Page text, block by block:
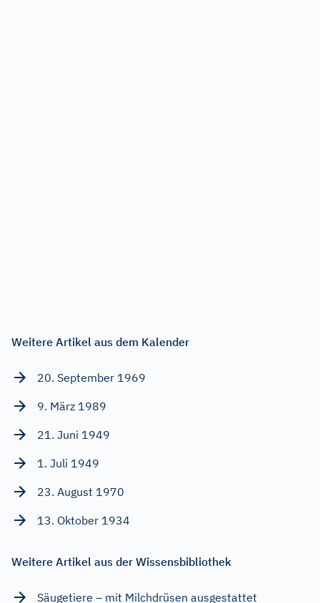
Weitere Artikel aus dem Kalender
20. September 1969
9. März 1989
21. Juni 1949
1. Juli 1949
23. August 1970
13. Oktober 1934
Weitere Artikel aus der Wissensbibliothek
Säugetiere – mit Milchdrüsen ausgestattet